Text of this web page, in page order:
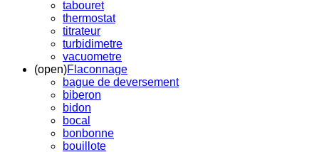
tabouret
thermostat
titrateur
turbidimetre
vacuometre
(open)Flaconnage
bague de deversement
biberon
bidon
bocal
bonbonne
bouillote